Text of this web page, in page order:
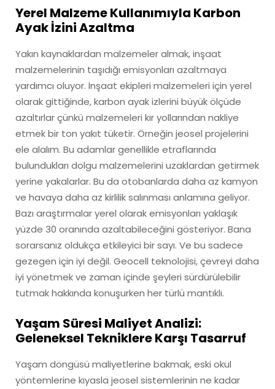
Yerel Malzeme Kullanımıyla Karbon
Ayak İzini Azaltma
Yakın kaynaklardan malzemeler almak, inşaat
malzemelerinin taşıdığı emisyonları azaltmaya
yardımcı oluyor. İnşaat ekipleri malzemeleri için yerel
olarak gittiğinde, karbon ayak izlerini büyük ölçüde
azaltırlar çünkü malzemeleri kır yollarından nakliye
etmek bir ton yakıt tüketir. Örneğin jeosel projelerini
ele alalım. Bu adamlar genellikle etraflarında
bulundukları dolgu malzemelerini uzaklardan getirmek
yerine yakalarlar. Bu da otobanlarda daha az kamyon
ve havaya daha az kirlilik salınması anlamına geliyor.
Bazı araştırmalar yerel olarak emisyonları yaklaşık
yüzde 30 oranında azaltabileceğini gösteriyor. Bana
sorarsanız oldukça etkileyici bir sayı. Ve bu sadece
gezegen için iyi değil. Geocell teknolojisi, çevreyi daha
iyi yönetmek ve zaman içinde şeyleri sürdürülebilir
tutmak hakkında konuşurken her türlü mantıklı.
Yaşam Süresi Maliyet Analizi:
Geleneksel Tekniklere Karşı Tasarruf
Yaşam döngüsü maliyetlerine bakmak, eski okul
yöntemlerine kıyasla jeosel sistemlerinin ne kadar